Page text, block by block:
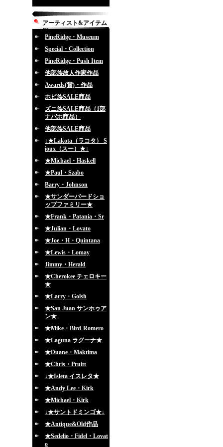
アーティスト&アイテム
別
PineRidge・Museum
Special・Collection
PineRidge・Push Item
他部族故人作家作品
Awards(賞)・作品
ホピ族SALE商品
ズニ族SALE商品（1部
ナバホ商品）
他部族SALE商品
↓★Lakota（ラコタ） S
ioux（スー）★↓
★Michael・Haskell
★Paul・Szabo
Barry・Johnson
★サンダーバードショ
ップファミリー★
★Frank・Patania・Sr
★Julian・Lovato
★Joe・H・Quintana
★Lewis・Lomay
Jimmy・Herald
★Cherokee チェロキー
★
★Larry・Golsh
★San Juan サンホゥア
ン★
★Mike・Bird-Romero
★Laguna ラグーナ★
★Duane・Maktima
★Chris・Pruitt
↓★Isleta イスレタ★
★Andy Lee・Kirk
★Michael・Kirk
↓★サントドミンゴ★↓
★Antique&Old作品
★Sedelio・Fidel・Lovat
o